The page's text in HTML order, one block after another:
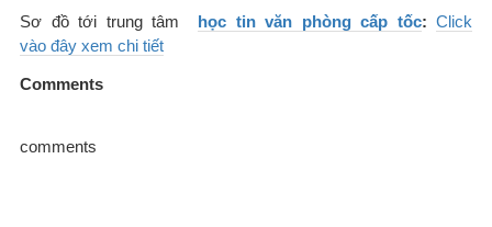
Sơ đồ tới trung tâm học tin văn phòng cấp tốc: Click
vào đây xem chi tiết
Comments
comments